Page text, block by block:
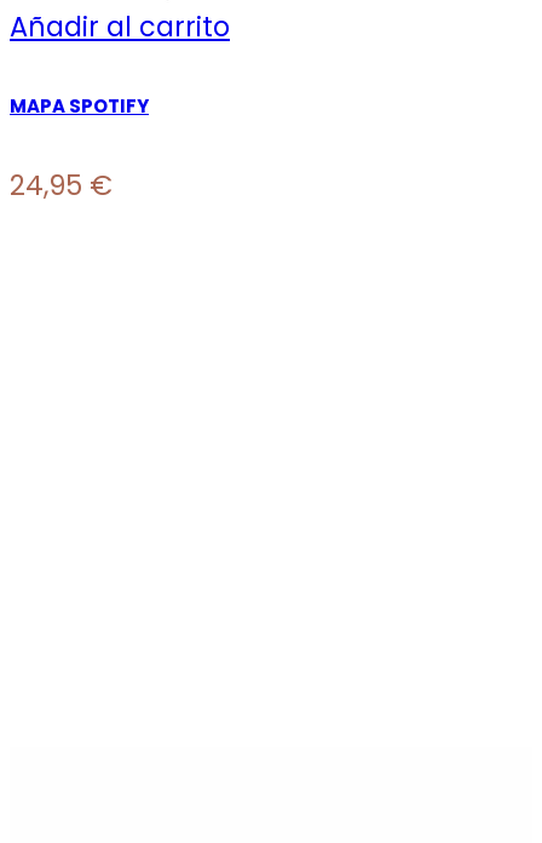
Añadir al carrito
MAPA SPOTIFY
24,95 €